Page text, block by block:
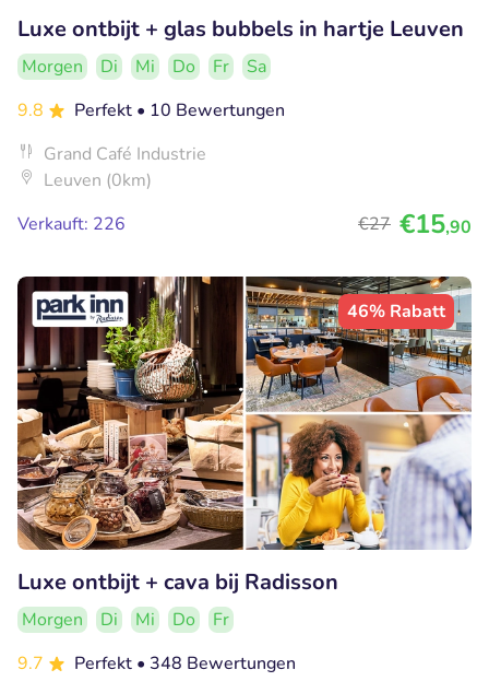
Luxe ontbijt + glas bubbels in hartje Leuven
Morgen Di Mi Do Fr
Sa
9.8
Perfekt • 10 Bewertungen
Grand Café Industrie
Leuven (0km)
Verkauft: 226
€27 €15,90
46% Rabatt
Luxe ontbijt + cava bij Radisson
Morgen Di Mi Do
Fr
9.7
Perfekt • 348 Bewertungen